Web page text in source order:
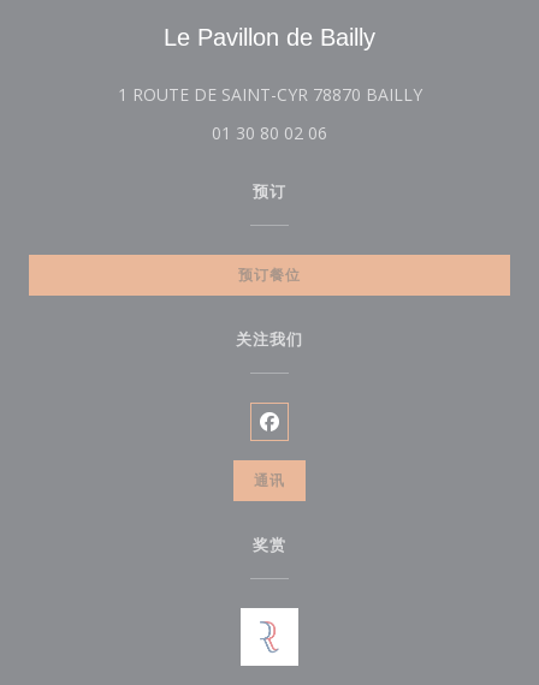
Le Pavillon de Bailly
1 ROUTE DE SAINT-CYR 78870 BAILLY((在新窗口中打
01 30 80 02 06
预订
预订餐位
关注我们
Facebook ((在新窗口中打开))
通讯
奖赏